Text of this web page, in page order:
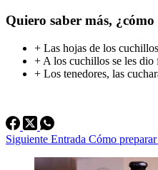
Quiero saber más,
+ Las hojas de los
+ A los cuchillos se les dio
+ Los tenedores, las
Siguiente Entrada Cómo